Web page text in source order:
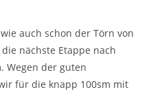
auch schon der Törn von
nächste Etappe nach
Wegen der guten
für die knapp 100sm mit